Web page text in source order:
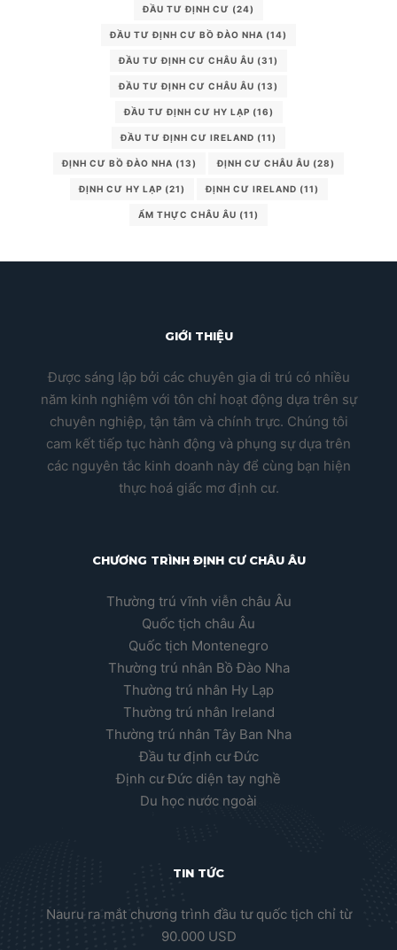
ĐẦU TƯ ĐỊNH CƯ (24)
ĐẦU TƯ ĐỊNH CƯ BỒ ĐÀO NHA (14)
ĐẦU TƯ ĐỊNH CƯ CHÂU ÂU (31)
ĐẦU TƯ ĐỊNH CƯ CHÂU ÂU (13)
ĐẦU TƯ ĐỊNH CƯ HY LẠP (16)
ĐẦU TƯ ĐỊNH CƯ IRELAND (11)
ĐỊNH CƯ BỒ ĐÀO NHA (13) ĐỊNH CƯ CHÂU ÂU (28)
ĐỊNH CƯ HY LẠP (21) ĐỊNH CƯ IRELAND (11)
ẨM THỰC CHÂU ÂU (11)
GIỚI THIỆU
Được sáng lập bởi các chuyên gia di trú có nhiều
năm kinh nghiệm với tôn chỉ hoạt động dựa trên sự
chuyên nghiệp, tận tâm và chính trực. Chúng tôi
cam kết tiếp tục hành động và phụng sự dựa trên
các nguyên tắc kinh doanh này để cùng bạn hiện
thực hoá giấc mơ định cư.
CHƯƠNG TRÌNH ĐỊNH CƯ CHÂU ÂU
Thường trú vĩnh viễn châu Âu
Quốc tịch châu Âu
Quốc tịch Montenegro
Thường trú nhân Bồ Đào Nha
Thường trú nhân Hy Lạp
Thường trú nhân Ireland
Thường trú nhân Tây Ban Nha
Đầu tư định cư Đức
Định cư Đức diện tay nghề
Du học nước ngoài
TIN TỨC
Nauru ra mắt chương trình đầu tư quốc tịch chỉ từ
90.000 USD